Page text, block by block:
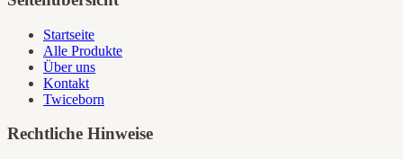
Startseite
Alle Produkte
Über uns
Kontakt
Twiceborn
Rechtliche Hinweise